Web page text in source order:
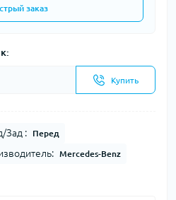
заказ
Купить
Зад : Перед
Mercedes-Benz